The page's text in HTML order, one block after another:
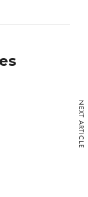
NEXT ARTICLE